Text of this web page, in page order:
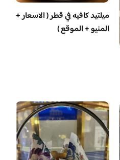
ميلتيد كافيه في قطر ( الاسعار +
المنيو + الموقع )